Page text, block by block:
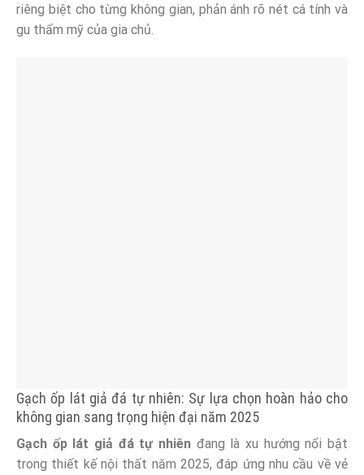
riêng biệt cho từng không gian, phản ánh rõ nét cá tính và
gu thẩm mỹ của gia chủ.
Gạch ốp lát giả đá tự nhiên: Sự lựa chọn hoàn hảo cho
không gian sang trọng hiện đại năm 2025
Gạch ốp lát giả đá tự nhiên đang là xu hướng nổi bật
trong thiết kế nội thất năm 2025, đáp ứng nhu cầu về vẻ